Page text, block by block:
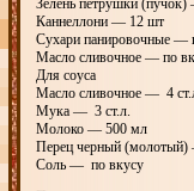
Зелень петрушки
Каннеллони — 12 шт
Сухари панировочные —
Масло сливочное — по
Для соуса
Масло сливочное — 4
Мука — 3 ст.л.
Молоко — 500 мл
Перец черный
Соль — по вкусу